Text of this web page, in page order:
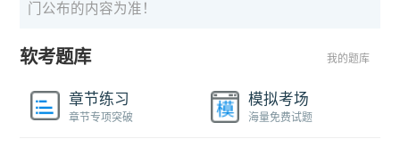
门公布的内容为准！
软考题库 我的题库
章节练习
章节专项突破
模拟考场
海量免费试题